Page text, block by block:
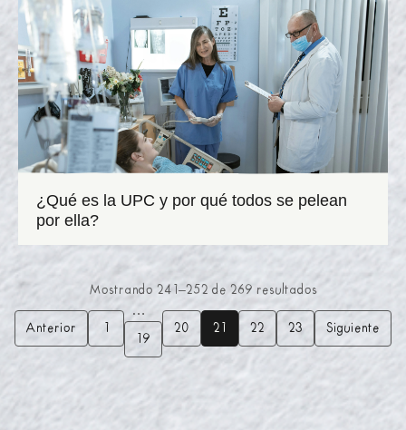
¿Qué es la UPC y por qué todos se pelean
por ella?
Mostrando 241–252 de 269 resultados
Anterior 1
…
19
20 21 22 23 Siguiente